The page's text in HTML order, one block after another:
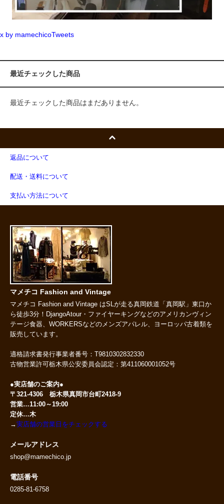
x by mamechicoTweets
最近チェックした商品
最近チェックした商品はまだありません。
返品について
配送・送料について
支払い方法について
マメチコ Fashion and Vintage
マメチコ Fashion and Vintage はSLが走る真岡鉄道「真岡駅」東口か
ら徒歩3分！DjangoAtour・ファイヤーキングなどのアメリカンヴィン
テージ食器、WORKERSなどのメンズアパレル、ヨーロッパ古着類を
販売しています。
適格請求書発行事業者番号：T9810302832330
古物営業許可栃木県公安委員会認定：第411060001052号
●実店舗のご案内●
〒321-4306 栃木県真岡市台町2418-9
営業…11:00～19:00
定休…木
→実店舗の営業日をチェックする
メールアドレス
shop@mamechico.jp
電話番号
0285-81-6758